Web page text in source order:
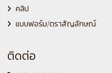
คลิป
แบบฟอร์ม/ตราสัญลักษณ์
ติดต่อ